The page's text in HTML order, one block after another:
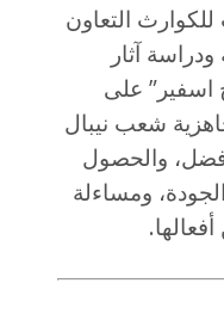
التعاون
آثار
اسفير” على
شعب نيبال
والحصول
ومساءلة